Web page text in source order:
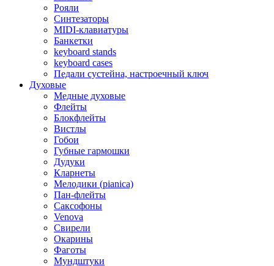
Рояли
Синтезаторы
MIDI-клавиатуры
Банкетки
keyboard stands
keyboard cases
Педали сустейна, настроечный ключ
Духовые
Медные духовые
Флейты
Блокфлейты
Вистлы
Гобои
Губные гармошки
Дудуки
Кларнеты
Мелодики (pianica)
Пан-флейты
Саксофоны
Venova
Свирели
Окарины
Фаготы
Мундштуки